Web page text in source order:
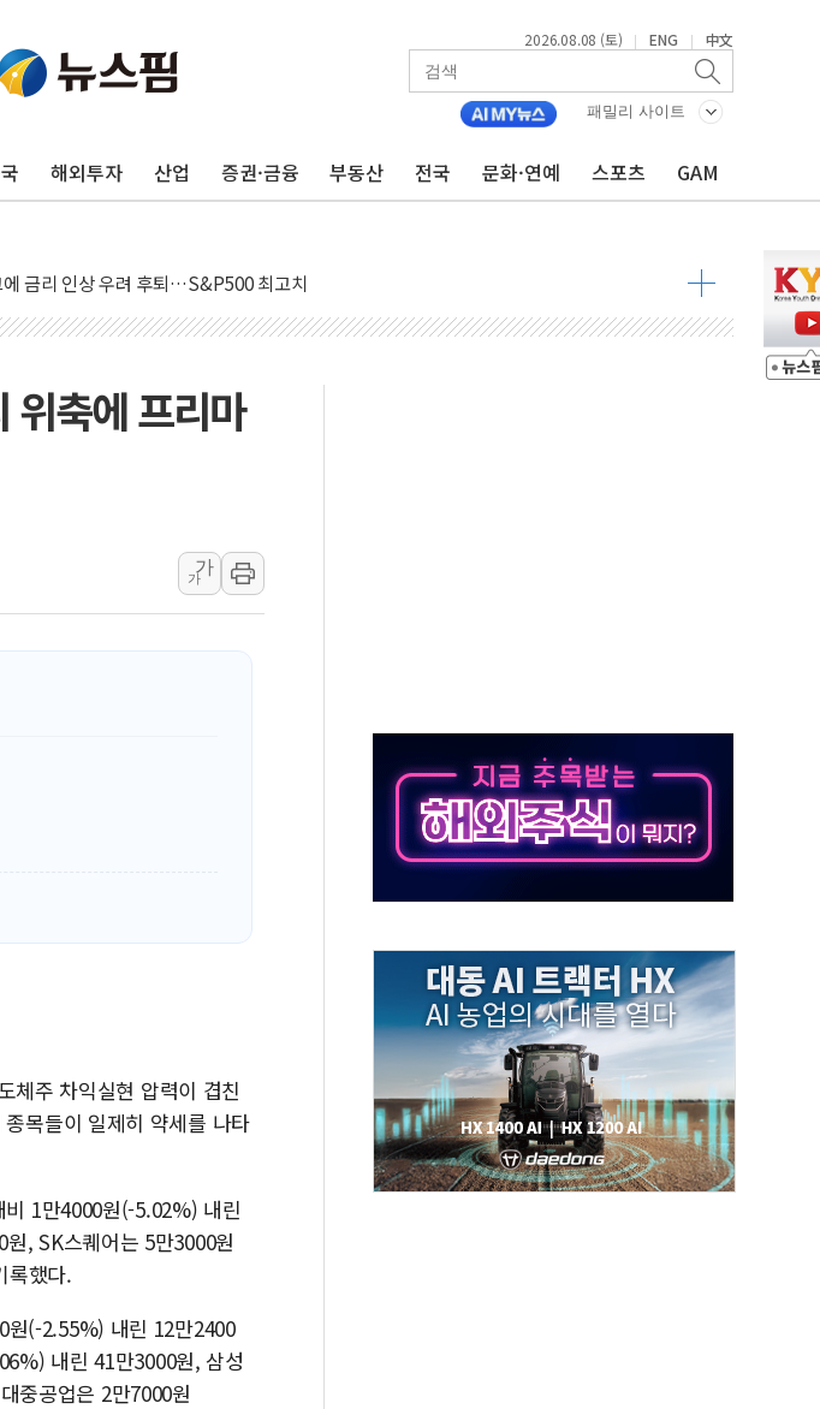
2026.08.08 (토) | ENG | 中文
패밀리 사이트
해외투자 산업 증권·금융 부동산 전국 문화·연예 스포츠 GAM
경선 결과 발표...'김민석 재역전 vs 정청래 격차 확대'
해임 재추진…"26일까지 의혹 소명" 요구
상 밖 부진에 연준 금리 인상 가능성 낮아지며 상승… STOXX 600 지수는 나흘 연속 최고치
3국, '공동방위협정' 체결… 이스라엘·이란 위협에 맞설 자체 억지력 강화
'하르그섬', 최근 1주일 이상 '올스톱'… 美 해상봉쇄 영향
장중 급등…시장은 "또 개입했나" 촉각
도체주 프리뷰...美 고용 쇼크에 반도체주 '활짝'
만3000명 감소 '쇼크'…9월 금리 인상 기대 후퇴
징주...아틀라시안·클라우드플레어·태양광주↑ VS 트레이드데스크·웬디스↓
"6·25 미군 실종자 7359명 끝까지 찾겠다"
파월 때와 달리 워시엔 톤 낮춰
시 정책특보 내정설...포항시 '시끌'
위축에 프리마
가
가
체주 차익실현 압력이 겹친
목들이 일제히 약세를 나타
1만4000원(-5.02%) 내린
, SK스퀘어는 5만3000원
록했다.
원(-2.55%) 내린 12만2400
내린 41만3000원, 삼성
중공업은 2만7000원